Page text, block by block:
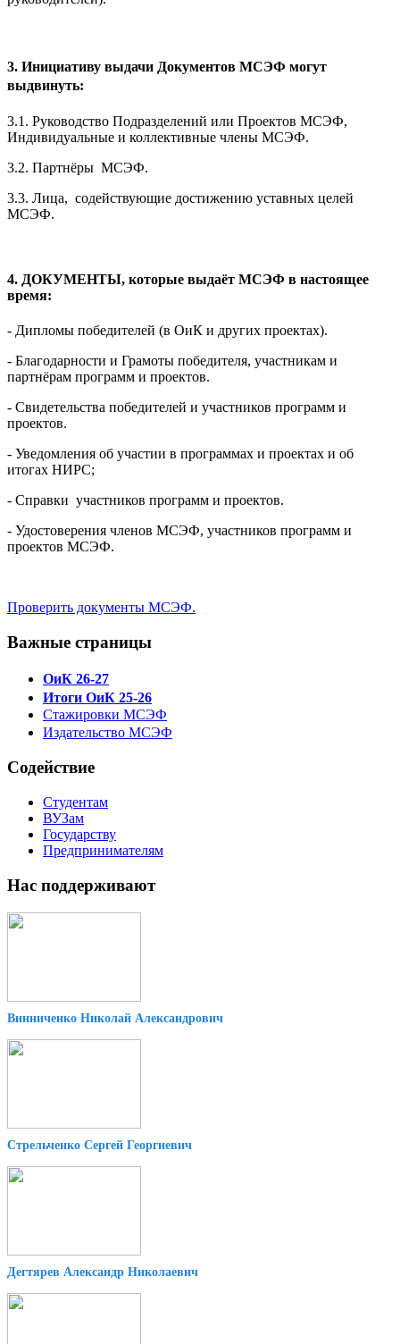
3. Инициативу выдачи Документов МСЭФ могут
выдвинуть:
3.1. Руководство Подразделений или Проектов МСЭФ,
Индивидуальные и коллективные члены МСЭФ.
3.2. Партнёры МСЭФ.
3.3. Лица, содействующие достижению уставных целей
МСЭФ.
4. ДОКУМЕНТЫ, которые выдаёт МСЭФ в настоящее
время:
- Дипломы победителей (в ОиК и других проектах).
- Благодарности и Грамоты победителя, участникам и
партнёрам программ и проектов.
- Свидетельства победителей и участников программ и
проектов.
- Уведомления об участии в программах и проектах и об
итогах НИРС;
- Справки участников программ и проектов.
- Удостоверения членов МСЭФ, участников программ и
проектов МСЭФ.
Проверить документы МСЭФ.
Важные страницы
ОиК 26-27
Итоги ОиК 25-26
Стажировки МСЭФ
Издательство МСЭФ
Содействие
Студентам
ВУЗам
Государству
Предпринимателям
Нас поддерживают
Винниченко Николай Александрович
Стрельченко Сергей Георгиевич
Дегтярев Александр Николаевич